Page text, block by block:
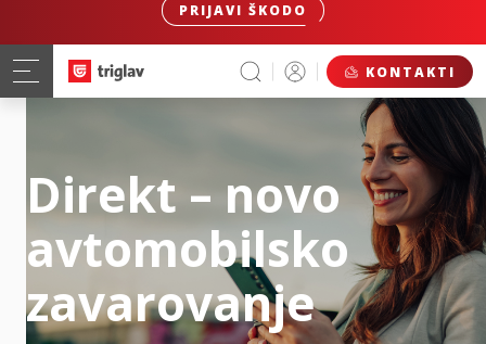
PRIJAVI ŠKODO
KONTAKTI
Direkt – novo
avtomobilsko
zavarovanje